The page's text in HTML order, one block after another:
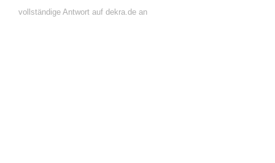
vollständige Antwort auf dekra.de an